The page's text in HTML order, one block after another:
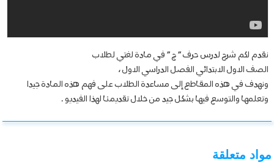
نقدم لكم شرح لدرس حرف ” ج ” في مادة لغتي لطلاب
الصف الاول الابتدائي الفصل الدراسي الاول ،
ونهدف في هذه المقاطع إلى مساعدة الطلاب على فهم هذه المادة جيدا
وتعلمها والتوسع فيها بشكل جيد من خلال تقديمنا لهذا الفيديو .
مواد متعلقة